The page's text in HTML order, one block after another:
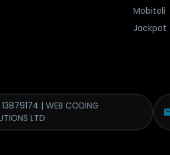
Mobiteli
Jackpot
13879174 | WEB CODING
LTD